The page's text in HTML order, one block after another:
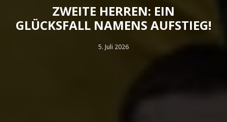
ZWEITE HERREN: EIN
GLÜCKSFALL NAMENS AUFSTIEG!
5. Juli 2026